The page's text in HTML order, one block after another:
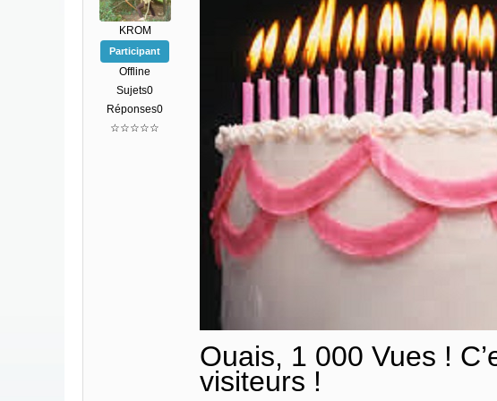
KROM
Participant
Offline
Sujets0
Réponses0
☆☆☆☆☆
Ouais, 1 000 Vues !
visiteurs !